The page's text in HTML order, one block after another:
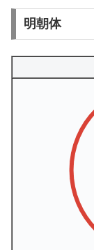
明朝体